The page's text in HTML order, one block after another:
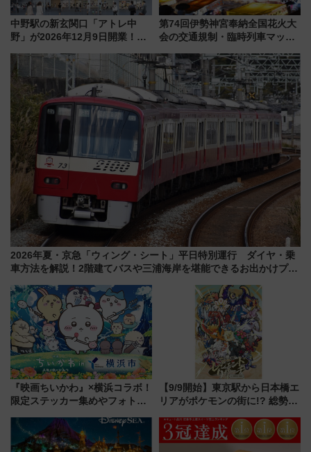
中野駅の新玄関口「アトレ中
野」が2026年12月9日開業！新
注目スポット
第74回伊勢神宮奉納全国花火大
会の交通規制・臨時列車マッ
セス
2026年夏・京急「ウィング・シート」平日特別運行 ダイヤ・乗
車方法を解説！2階建てバスや三浦海岸を堪能できるお出かけプラ
『映画ちいかわ』×横浜コラボ！
限定ステッカー集めやフォトス
いを満喫しよう（花火鑑賞会応
募は7/12まで！）
【9/9開始】東京駅から日本橋エ
リアがポケモンの街に!? 総勢
リサーチ」本格謎解き・グッズ
情報まとめ